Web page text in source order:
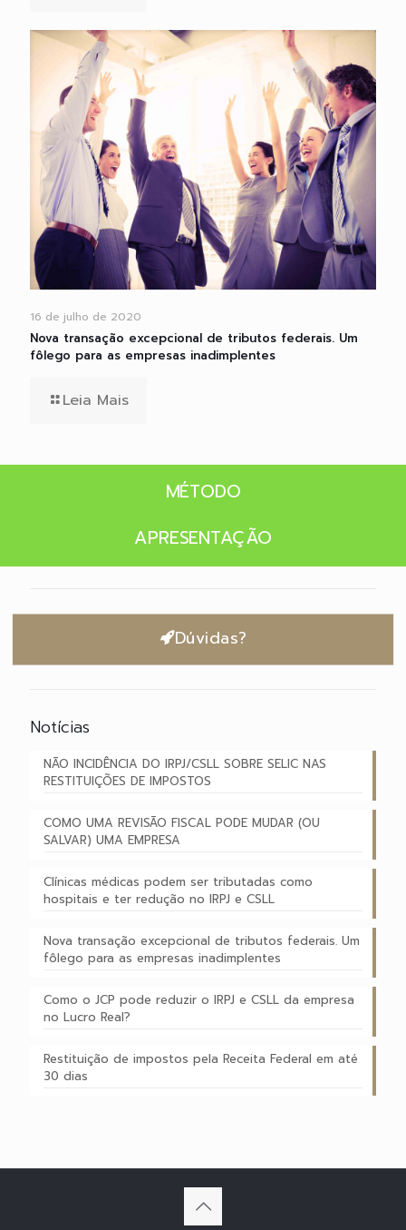
16 de julho de 2020
Nova transação excepcional de tributos federais. Um
fôlego para as empresas inadimplentes
Leia Mais
MÉTODO
APRESENTAÇÃO
Dúvidas?
Notícias
NÃO INCIDÊNCIA DO IRPJ/CSLL SOBRE SELIC NAS
RESTITUIÇÕES DE IMPOSTOS
COMO UMA REVISÃO FISCAL PODE MUDAR (OU
SALVAR) UMA EMPRESA
Clínicas médicas podem ser tributadas como
hospitais e ter redução no IRPJ e CSLL
Nova transação excepcional de tributos federais. Um
fôlego para as empresas inadimplentes
Como o JCP pode reduzir o IRPJ e CSLL da empresa
no Lucro Real?
Restituição de impostos pela Receita Federal em até
30 dias